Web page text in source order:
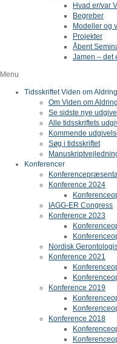
Hvad er/var
Begreber
Modeller og
Projekter
Åbent
Jamen – det
Menu
Tidsskriftet Viden om Aldring
Om Viden om Aldring
Se sidste nye
Alle tidsskriftets
Kommende
Søg i tidsskriftet
Konferencer
Konference 2024
IAGG-ER Congress
Konference 2023
Nordisk
Konference 2021
Konference 2019
Konference 2018